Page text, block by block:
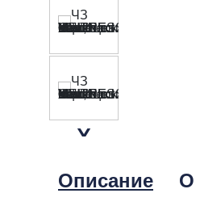
Описание О